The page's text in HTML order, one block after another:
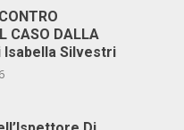
CASO DALLA
Isabella Silvestri